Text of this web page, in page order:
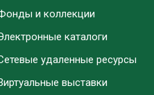
и коллекции
каталоги
удаленные ресурсы
выставки